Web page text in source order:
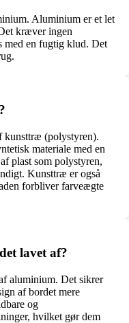
Aluminium er et let
kræver ingen
med en fugtig klud. Det
kunsttræ (polystyren).
materiale med en
plast som polystyren,
Kunsttræ er også
forbliver farveægte
lavet af?
aluminium. Det sikrer
af bordet mere
og
hvilket gør dem